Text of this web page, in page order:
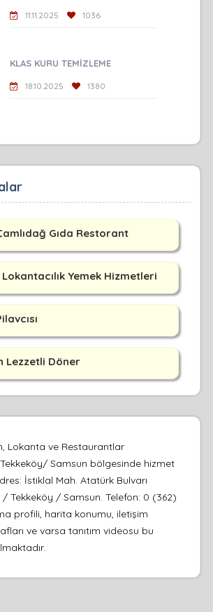
11.11.2025 1036
KLAS KURU TEMİZLEME
18.10.2025 1380
Gıda Restorant
Yemek Hizmetleri
Lezzetli Döner
Lokanta ve Restaurantlar
Samsun bölgesinde hizmet
İstiklal Mah. Atatürk Bulvarı
/ Tekkeköy / Samsun. Telefon: 0 (362)
profili, harita konumu, iletişim
ve varsa tanıtım videosu bu